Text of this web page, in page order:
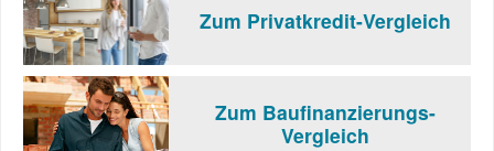
Zum Privatkredit-Vergleich
Zum Baufinanzierungs-
Vergleich